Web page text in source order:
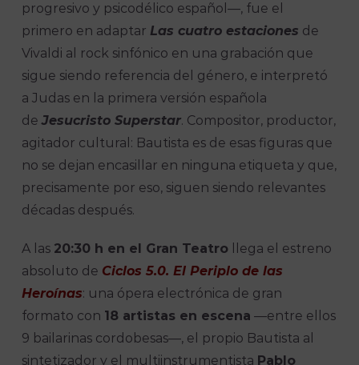
progresivo y psicodélico español—, fue el
primero en adaptarLas cuatro estaciones de
Vivaldi al rock sinfónico en una grabación que
sigue siendo referencia del género, e interpretó
a Judas en la primera versión española
deJesucristo Superstar. Compositor, productor,
agitador cultural: Bautista es de esas figuras que
no se dejan encasillar en ninguna etiqueta y que,
precisamente por eso, siguen siendo relevantes
décadas después.
A las 20:30 h en el Gran Teatro llega el estreno
absoluto de Ciclos 5.0. El Periplo de las
Heroínas: una ópera electrónica de gran
formato con 18 artistas en escena —entre ellos
9 bailarinas cordobesas—, el propio Bautista al
sintetizador y el multiinstrumentista Pablo